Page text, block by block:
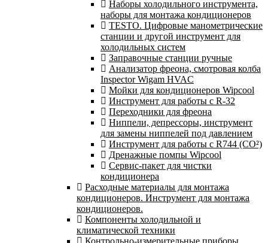
Наборы холодильного инструмента,
наборы для монтажа кондиционеров
TESTO. Цифровые манометрические
станции и другой инструмент для
холодильных систем
Заправочные станции ручные
Анализатор фреона, смотровая колба
Inspector Wigam HVAC
Мойки для кондиционеров Wipcool
Инструмент для работы с R-32
Переходники для фреона
Ниппели, депрессоры, инструмент
для замены ниппелей под давлением
Инструмент для работы с R744 (CO²)
Дренажные помпы Wipcool
Сервис-пакет для чистки
кондиционера
Расходные материалы для монтажа
кондиционеров. Инструмент для монтажа
кондиционеров.
Компоненты холодильной и
климатической техники
Контрольно-измерительные приборы